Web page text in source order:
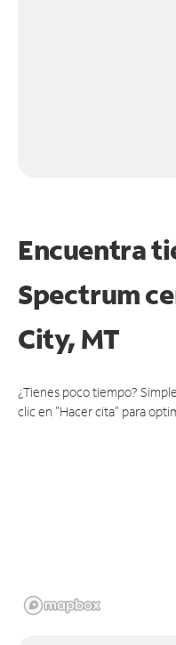
Encuentra
Spectrum
City, MT
¿Tienes poco tiempo?
clic en "Hacer cita" para